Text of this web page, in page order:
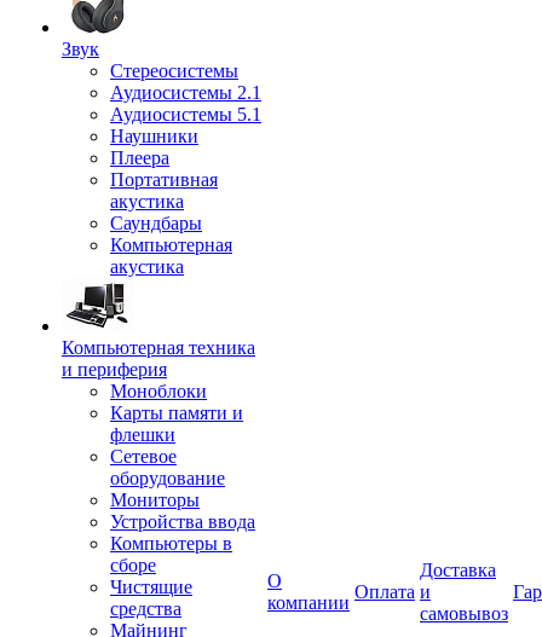
Звук
Стереосистемы
Аудиосистемы 2.1
Аудиосистемы 5.1
Наушники
Плеера
Портативная
акустика
Саундбары
Компьютерная
акустика
Компьютерная техника
и периферия
Моноблоки
Карты памяти и
флешки
Сетевое
оборудование
Мониторы
Устройства ввода
Компьютеры в
сборе
Чистящие
средства
Майнинг
О
компании
Оплата
Доставка
и
самовывоз